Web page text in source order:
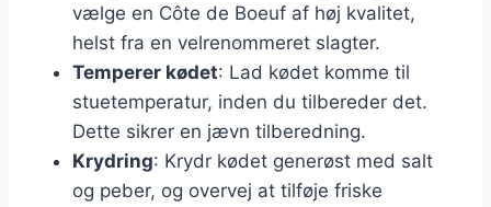
vælge en Côte de Boeuf af høj kvalitet,
helst fra en velrenommeret slagter.
Temperer kødet: Lad kødet komme til
stuetemperatur, inden du tilbereder det.
Dette sikrer en jævn tilberedning.
Krydring: Krydr kødet generøst med salt
og peber, og overvej at tilføje friske